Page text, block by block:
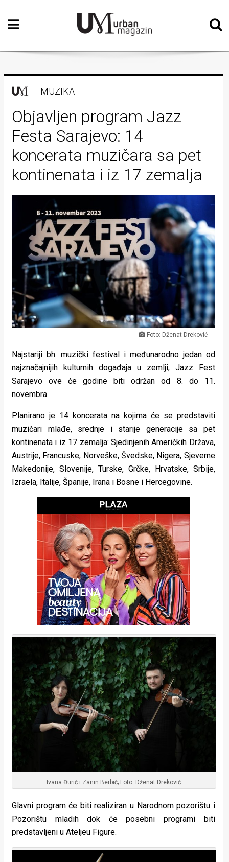
Početna
Vizualne
Teatar
Književnost
Muzika
Film
Intervju
Kolumne
Lifestyle
Beauty
Fashion
Zdravlje
Za
Život
u
Ideje
koje
rade
Urban
Aktuelnosti
Magazin
MUZIKA
Objavljen program Jazz
Festa Sarajevo: 14
koncerata muzičara sa pet
kontinenata i iz 17 zemalja
Foto: Dženat Dreković
Najstariji bh. muzički festival i međunarodno jedan od
najznačajnijih kulturnih događaja u zemlji, Jazz Fest
Sarajevo ove će godine biti održan od 8. do 11.
novembra.
Planirano je 14 koncerata na kojima će se predstaviti
muzičari mlađe, srednje i starije generacije sa pet
kontinenata i iz 17 zemalja: Sjedinjenih Američkih Država,
Austrije, Francuske, Norveške, Švedske, Nigera, Sjeverne
Makedonije, Slovenije, Turske, Grčke, Hrvatske, Srbije,
Izraela, Italije, Španije, Irana i Bosne i Hercegovine.
Ivana Đurić i Zanin Berbić; Foto: Dženat Dreković
Glavni program će biti realiziran u Narodnom pozorištu i
Pozorištu mladih dok će posebni programi biti
predstavljeni u Ateljeu Figure.